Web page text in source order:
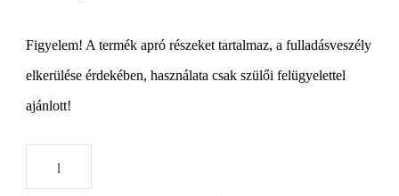
Figyelem! A termék apró részeket tartalmaz, a fulladásveszély
elkerülése érdekében, használata csak szülői felügyelettel
ajánlott!
Kutya
Box